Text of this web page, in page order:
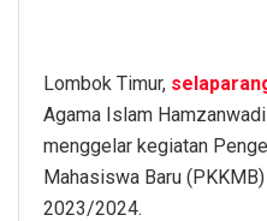
Lombok Timur,
Agama Islam
menggelar kegiatan
Mahasiswa Baru
2023/2024.